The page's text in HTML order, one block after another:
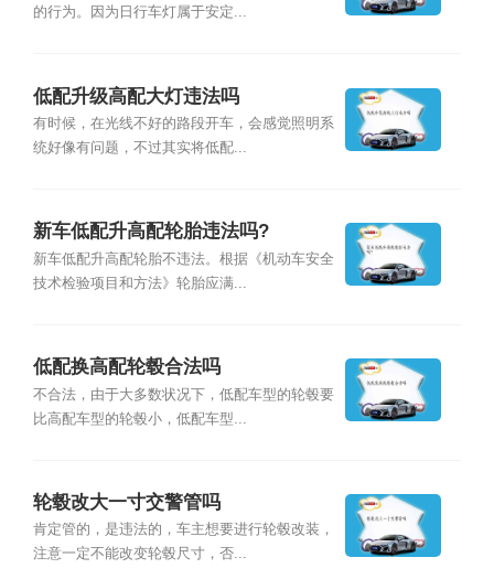
的行为。因为日行车灯属于安定...
低配升级高配大灯违法吗
有时候，在光线不好的路段开车，会感觉照明系
统好像有问题，不过其实将低配...
新车低配升高配轮胎违法吗?
新车低配升高配轮胎不违法。根据《机动车安全
技术检验项目和方法》轮胎应满...
低配换高配轮毂合法吗
不合法，由于大多数状况下，低配车型的轮毂要
比高配车型的轮毂小，低配车型...
轮毂改大一寸交警管吗
肯定管的，是违法的，车主想要进行轮毂改装，
注意一定不能改变轮毂尺寸，否...